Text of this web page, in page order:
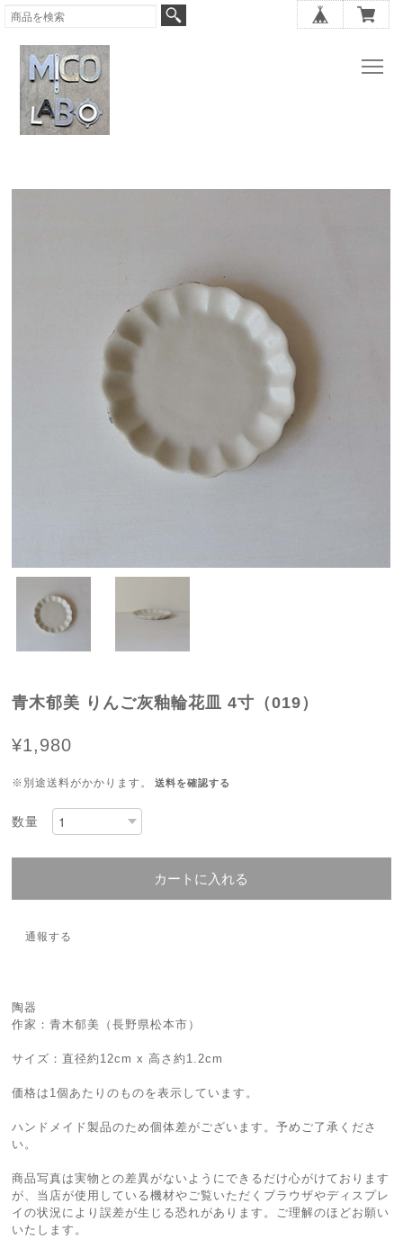
青木郁美 りんご灰釉輪花皿 4寸（019）
¥1,980
※別途送料がかかります。 送料を確認する
数量
カートに入れる
通報する
陶器
作家：青木郁美（長野県松本市）
サイズ：直径約12cm x 高さ約1.2cm
価格は1個あたりのものを表示しています。
ハンドメイド製品のため個体差がございます。予めご了承くださ
い。
商品写真は実物との差異がないようにできるだけ心がけております
が、当店が使用している機材やご覧いただくブラウザやディスプレ
イの状況により誤差が生じる恐れがあります。ご理解のほどお願い
いたします。